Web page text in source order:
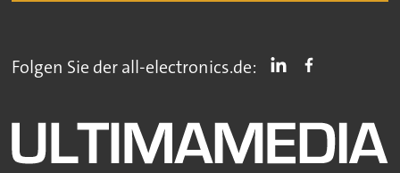
Folgen Sie der all-electronics.de: